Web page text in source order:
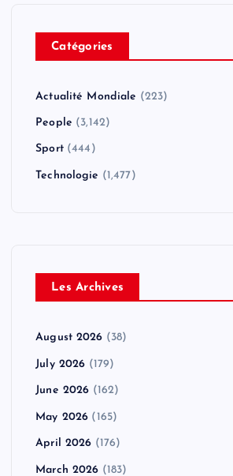
Catégories
Actualité Mondiale (223)
People (3,142)
Sport(444)
Technologie (1,477)
Les Archives
August 2026 (38)
July 2026 (179)
June 2026 (162)
May 2026 (165)
April 2026 (176)
March 2026 (183)